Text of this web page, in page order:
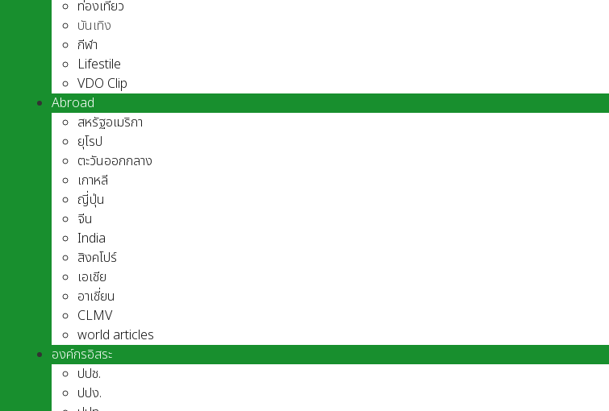
ท่องเที่ยว
บันเทิง
กีฬา
Lifestile
VDO Clip
Abroad
สหรัฐอเมริกา
ยุโรป
ตะวันออกกลาง
เกาหลี
ญี่ปุ่น
จีน
India
สิงคโปร์
เอเชีย
อาเชี่ยน
CLMV
world articles
องค์กรอิสระ
ปปช.
ปปง.